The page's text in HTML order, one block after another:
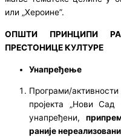
или „Хероине”.
ОПШТИ ПРИНЦИПИ
ПРЕСТОНИЦЕ КУЛТУРЕ
Унапређење
Програми/
пројекта „Нови
унапређени,
раније